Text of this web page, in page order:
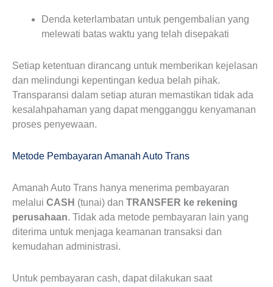
Denda keterlambatan untuk pengembalian yang
melewati batas waktu yang telah disepakati
Setiap ketentuan dirancang untuk memberikan kejelasan
dan melindungi kepentingan kedua belah pihak.
Transparansi dalam setiap aturan memastikan tidak ada
kesalahpahaman yang dapat mengganggu kenyamanan
proses penyewaan.
Metode Pembayaran Amanah Auto Trans
Amanah Auto Trans hanya menerima pembayaran
melalui CASH (tunai) dan TRANSFER ke rekening
perusahaan. Tidak ada metode pembayaran lain yang
diterima untuk menjaga keamanan transaksi dan
kemudahan administrasi.
Untuk pembayaran cash, dapat dilakukan saat